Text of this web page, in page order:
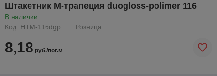
Штакетник М-трапеция duogloss-polimer 116
В наличии
Код: HTM-116dgp
Розница
8,18 руб./пог.м